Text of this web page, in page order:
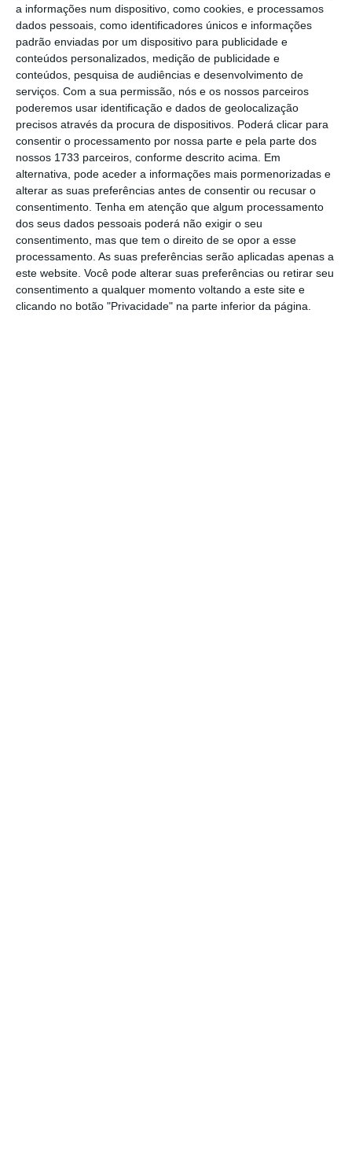
a informações num dispositivo, como cookies, e processamos
dados pessoais, como identificadores únicos e informações
padrão enviadas por um dispositivo para publicidade e
conteúdos personalizados, medição de publicidade e
conteúdos, pesquisa de audiências e desenvolvimento de
serviços. Com a sua permissão, nós e os nossos parceiros
poderemos usar identificação e dados de geolocalização
precisos através da procura de dispositivos. Poderá clicar para
consentir o processamento por nossa parte e pela parte dos
nossos 1733 parceiros, conforme descrito acima. Em
alternativa, pode aceder a informações mais pormenorizadas e
alterar as suas preferências antes de consentir ou recusar o
consentimento. Tenha em atenção que algum processamento
dos seus dados pessoais poderá não exigir o seu
consentimento, mas que tem o direito de se opor a esse
processamento. As suas preferências serão aplicadas apenas a
este website. Você pode alterar suas preferências ou retirar seu
consentimento a qualquer momento voltando a este site e
clicando no botão "Privacidade" na parte inferior da página.
Canadá e México), alargamento do Mundial
para48 seleções e 104 jogose consolidação
daeconomia digital como nova fonte de valor.
Assim, o montante mínimo estimado,
correspondente à fase de grupos na qual
Portugal arranca a competição internacional,
é de 378 milhões de euros.Num cenário
intermédio, com chegada aos oitavos de final,
o impacto poderá atingir os 561 milhões de
euros e, em caso de vitória, arrisca-se a
chegar aos 945 milhões de euros. Ou seja,
quase mil milhões de euros para Portugal,
que corresponde ao maior impacto